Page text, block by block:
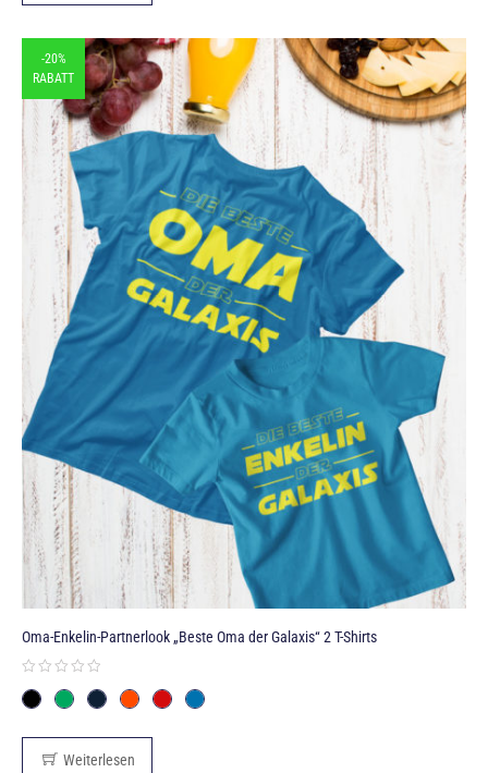
-20%
RABATT
Oma-Enkelin-Partnerlook „Beste Oma der Galaxis“ 2 T-Shirts
Weiterlesen